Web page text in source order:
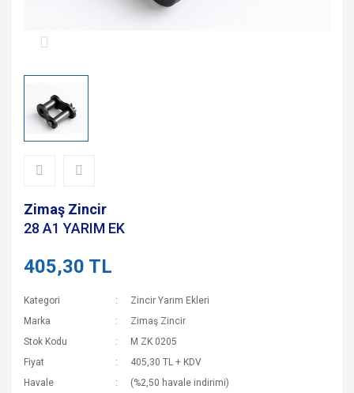
Zimaş Zincir
28 A1 YARIM EK
405,30 TL
Kategori
Zincir Yarım Ekleri
Marka
Zimaş Zincir
Stok Kodu
M ZK 0205
Fiyat
405,30 TL + KDV
Havale
(%2,50 havale indirimi)